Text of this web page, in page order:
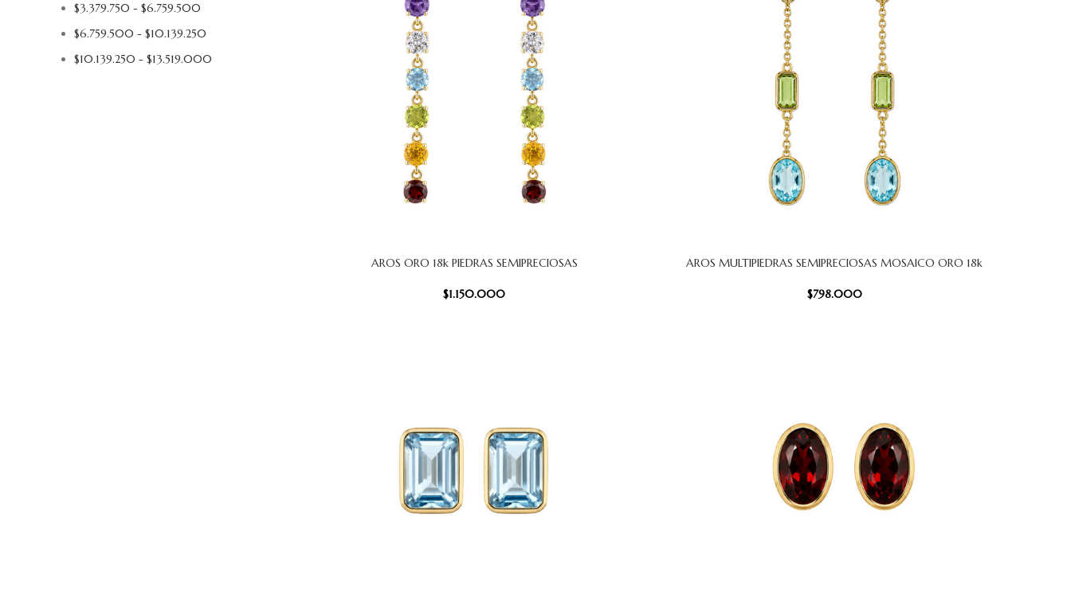
$3.379.750 - $6.759.500
$6.759.500 - $10.139.250
$10.139.250 - $13.519.000
AÑADIR AL CARRITOAROS ORO 18k PIEDRAS SEMIPRECIOSAS
$1.150.000
AÑADIR AL CARRITO
AROS MULTIPIEDRAS SEMIPRECIOSAS MOSAICO ORO 18k
$798.000